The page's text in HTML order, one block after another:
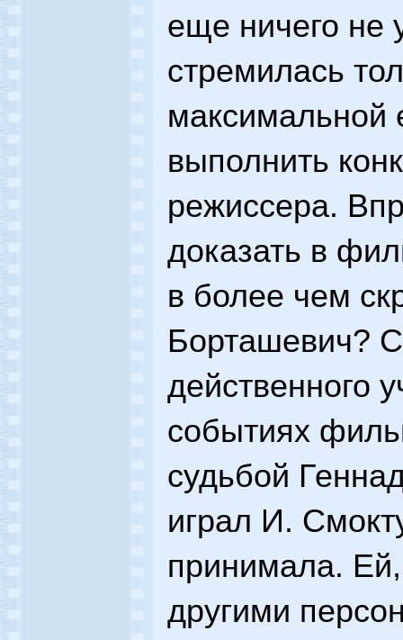
еще ничего не
стремилась
максимальной
выполнить
режиссера.
доказать в
в более чем
Борташевич?
действенного
событиях
судьбой
играл И.
принимала.
другими